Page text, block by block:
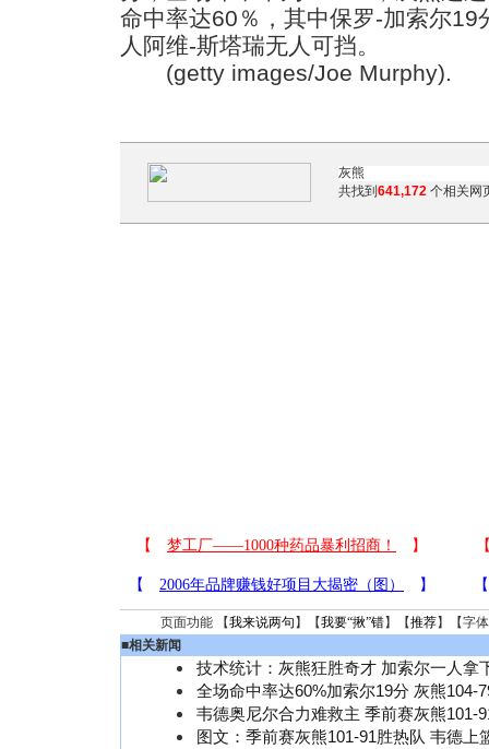
命中率达60％，其中保罗-加索尔19
人阿维-斯塔瑞无人可挡。
(getty images/Joe Murphy).
共找到 641,172 个相关网
页面功能 【我来说两句 】【我要“揪”错】【推荐】【字
■相关新闻
技术统计：灰熊狂胜奇才 加索尔一人拿
全场命中率达60%加索尔19分 灰熊104-
韦德奥尼尔合力难救主 季前赛灰熊101-
图文：季前赛灰熊101-91胜热队 韦德上